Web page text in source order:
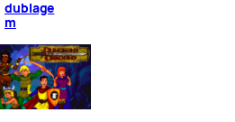
dublage
m